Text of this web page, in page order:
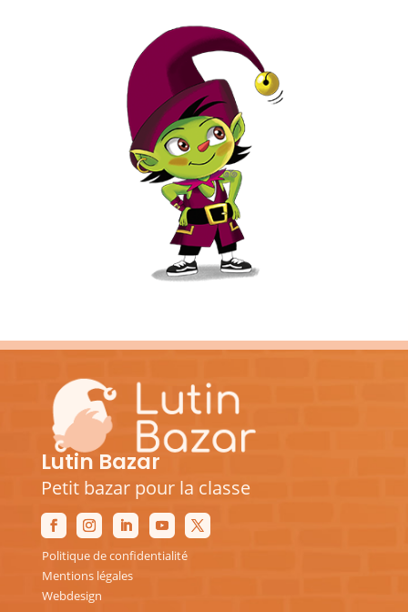
Lutin Bazar
Petit bazar pour la classe
Politique de confidentialité
Mentions légales
Webdesign